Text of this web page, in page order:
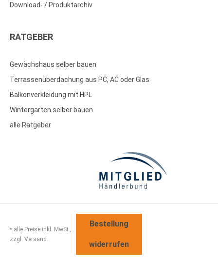
Download- / Produktarchiv
RATGEBER
Gewächshaus selber bauen
Terrassenüberdachung aus PC, AC oder Glas
Balkonverkleidung mit HPL
Wintergarten selber bauen
alle Ratgeber
* alle Preise inkl. MwSt.,
zzgl. Versand.
Bestellung
widerrufen